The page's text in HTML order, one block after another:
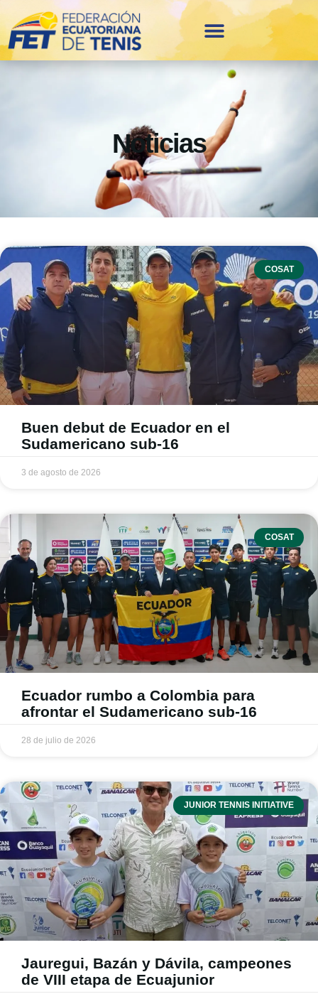
Noticias
COSAT
Buen debut de Ecuador en el
Sudamericano sub-16
3 de agosto de 2026
COSAT
Ecuador rumbo a Colombia para
afrontar el Sudamericano sub-16
28 de julio de 2026
JUNIOR TENNIS INITIATIVE
Jauregui, Bazán y Dávila, campeones
de VIII etapa de Ecuajunior